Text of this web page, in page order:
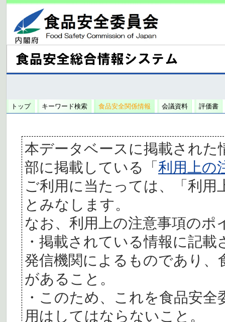
トップ キーワード検索 食品安全関係情報 会議資料 評価書
本データベースに掲載された
部に掲載している「利用上の
ご利用に当たっては、「利
とみなします。
なお、利用上の注意事項の
・掲載されている情報に記
発信機関によるものであり、
があること。
・このため、これを食品安
用はしてはならないこと。